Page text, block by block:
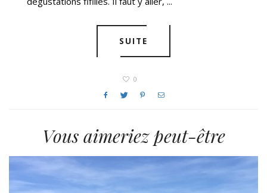
SUITE
0
Vous aimeriez peut-être